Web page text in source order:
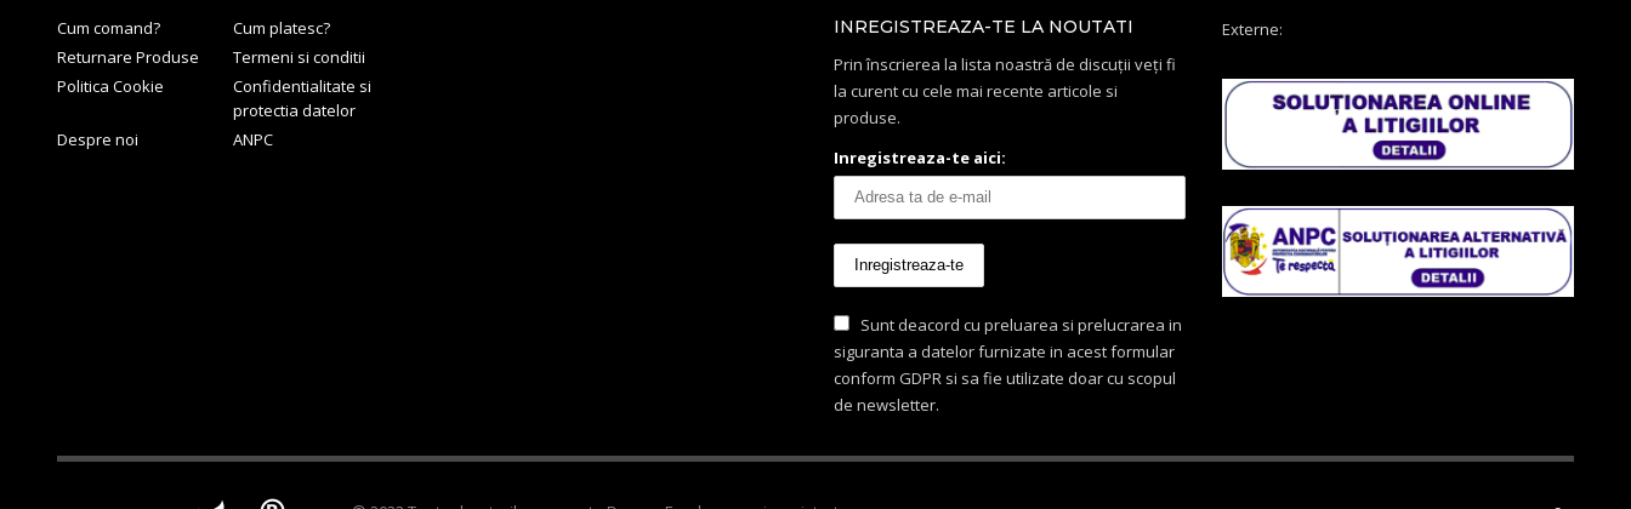
Cum comand?
Cum platesc?
Returnare Produse
Termeni si conditii
Politica Cookie
Confidentialitate si
protectia datelor
Despre noi
ANPC
INREGISTREAZA-TE LA NOUTATI
Prin înscrierea la lista noastră de discuții veți fi
la curent cu cele mai recente articole si
produse.
Inregistreaza-te aici:
Sunt deacord cu preluarea si prelucrarea in
siguranta a datelor furnizate in acest formular
conform GDPR si sa fie utilizate doar cu scopul
de newsletter.
Externe: